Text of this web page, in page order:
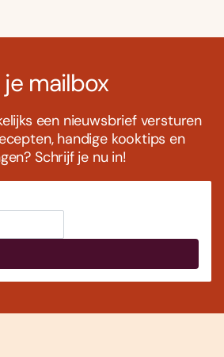
mailbox
een nieuwsbrief versturen
handige kooktips en
Schrijf je nu in!